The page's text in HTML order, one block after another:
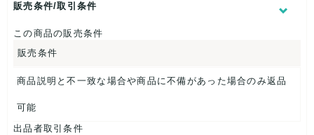
肩幅：約50cm
身幅：約55cm
販売条件/取引条件
この商品の販売条件
販売条件
商品説明と不一致な場合や商品に不備があった場合のみ返品
可能
出品者取引条件